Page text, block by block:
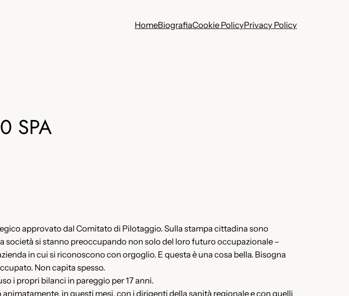
HomeBiografiaCookie PolicyPrivacy Policy
SPA
approvato dal Comitato di Pilotaggio. Sulla stampa cittadina sono
si stanno preoccupando non solo del loro futuro occupazionale –
in cui si riconoscono con orgoglio. E questa è una cosa bella. Bisogna
Non capita spesso.
i propri bilanci in pareggio per 17 anni.
in questi mesi, con i dirigenti della sanità regionale e con quelli